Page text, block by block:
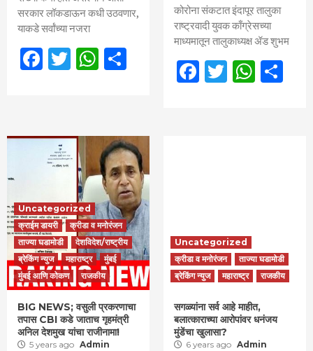
सरकार लॉकडाऊन कधी उठवणार,
याकडे सर्वांच्या नजरा
Facebook
TwitterWhatsApp
Share
कोरोना संकटात इंदापूर तालुका
राष्ट्रवादी युवक काँग्रेसच्या
माध्यमातून तालुकाध्यक्ष ॲड शुभम
Facebook
Twitter
Uncategorized
क्राईम डायरी
क्रीडा व मनोरंजन
ताज्या घडामोडी
देशविदेश/राष्ट्रीय
ब्रेकिंग न्युज
महाराष्ट्र
मुंबई
मुंबई आणि कोकण
राजकीय
BIG NEWS; वसुली प्रकरणाचा
तपास CBI कडे जाताच गृहमंत्री
अनिल देशमुख यांचा राजीनामा!
5 years ago Admin
Uncategorized
क्रीडा व मनोरंजन
ताज्या घडामोडी
ब्रेकिंग न्युज
महाराष्ट्र राजकीय
सगळ्यांना सर्व आहे माहीत,
बलात्काराच्या आरोपांवर धनंजय
मुंडेंचा खुलासा?
6 years ago Admin